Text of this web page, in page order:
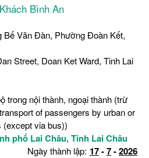
Bình An
Bế Văn Đàn, Phường Đoàn Kết,
Street, Doan Ket Ward, Tinh Lai
trong nội thành, ngoại thành (trừ
of passengers by urban or
via bus))
phố Lai Châu, Tỉnh Lai Châu
Ngày thành lập: 17-7-2026